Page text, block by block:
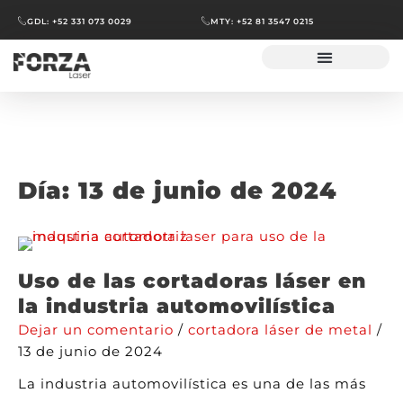
GDL: +52 331 073 0029 MTY: +52 81 3547 0215
Día: 13 de junio de 2024
Uso de las cortadoras láser en
la industria automovilística
Dejar un comentario / cortadora láser de metal /
13 de junio de 2024
La industria automovilística es una de las más